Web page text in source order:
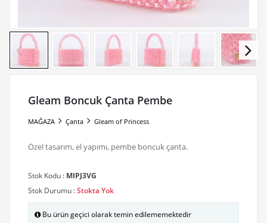
Gleam Boncuk Çanta Pembe
MAĞAZA Çanta Gleam of Princess
Özel tasarım, el yapımı, pembe boncuk çanta.
Stok Kodu : MIPJ3VG
Stok Durumu :Stokta Yok
Bu ürün geçici olarak temin edilememektedir